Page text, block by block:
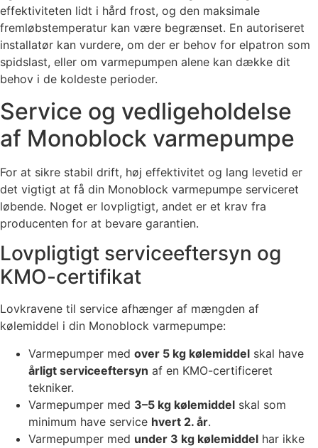
effektiviteten lidt i hård frost, og den maksimale
fremløbstemperatur kan være begrænset. En autoriseret
installatør kan vurdere, om der er behov for elpatron som
spidslast, eller om varmepumpen alene kan dække dit
behov i de koldeste perioder.
Service og vedligeholdelse
af Monoblock varmepumpe
For at sikre stabil drift, høj effektivitet og lang levetid er
det vigtigt at få din Monoblock varmepumpe serviceret
løbende. Noget er lovpligtigt, andet er et krav fra
producenten for at bevare garantien.
Lovpligtigt serviceeftersyn og
KMO-certifikat
Lovkravene til service afhænger af mængden af
kølemiddel i din Monoblock varmepumpe:
Varmepumper med over 5 kg kølemiddel skal have
årligt serviceeftersyn af en KMO-certificeret
tekniker.
Varmepumper med 3–5 kg kølemiddel skal som
minimum have service hvert 2. år.
Varmepumper med under 3 kg kølemiddel har ikke